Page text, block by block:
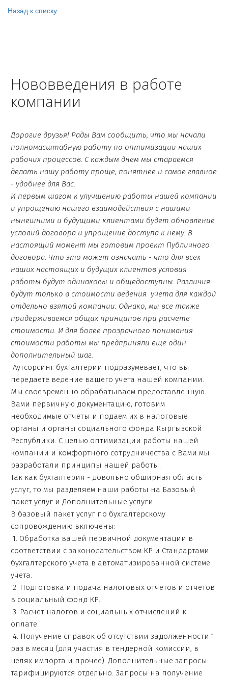
Назад к списку
Нововведения в работе
компании
Дорогие друзья! Рады Вам сообщить, что мы начали
полномасштабную работу по оптимизации наших
рабочих процессов. С каждым днем мы стараемся
делать нашу работу проще, понятнее и самое главное
- удобнее для Вас.
И первым шагом к улучшению работы нашей компании
и упрощению нашего взаимодействия с нашими
нынешними и будущими клиентами будет обновление
условий договора и упрощение доступа к нему. В
настоящий момент мы готовим проект Публичного
договора. Что это может означать - что для всех
наших настоящих и будущих клиентов условия
работы будут одинаковы и общедоступны. Различия
будут только в стоимости ведения учета для каждой
отдельно взятой компании. Однако, мы все также
придерживаемся общих принципов при расчете
стоимости. И для более прозрачного понимания
стоимости работы мы предприняли еще один
дополнительный шаг.
Аутсорсинг бухгалтерии подразумевает, что вы
передаете ведение вашего учета нашей компании.
Мы своевременно обрабатываем предоставленную
Вами первичную документацию, готовим
необходимые отчеты и подаем их в налоговые
органы и органы социального фонда Кыргызской
Республики. С целью оптимизации работы нашей
компании и комфортного сотрудничества с Вами мы
разработали принципы нашей работы.
Так как бухгалтерия - довольно обширная область
услуг, то мы разделяем наши работы на Базовый
пакет услуг и Дополнительные услуги.
В базовый пакет услуг по бухгалтерскому
сопровождению включены:
1. Обработка вашей первичной документации в
соответствии с законодательством КР и Стандартами
бухгалтерского учета в автоматизированной системе
учета.
2. Подготовка и подача налоговых отчетов и отчетов
в социальный фонд КР.
3. Расчет налогов и социальных отчислений к
оплате.
4. Получение справок об отсутствии задолженности 1
раз в месяц (для участия в тендерной комиссии, в
целях импорта и прочее). Дополнительные запросы
тарифицируются отдельно. Запросы на получение